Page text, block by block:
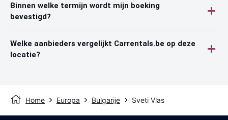
Binnen welke termijn wordt mijn boeking
bevestigd?
Welke aanbieders vergelijkt Carrentals.be op deze
locatie?
Home Europa Bulgarije Sveti Vlas